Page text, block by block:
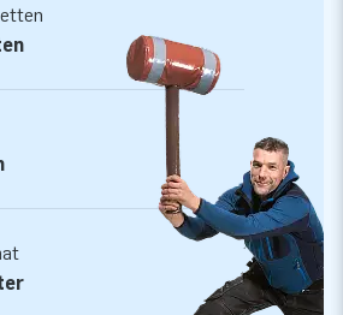
punten verstevigd en
zijn gemaakt van sterk, hoge kwaliteit
duurzaam en eenvoudig schoon te
springkasteel krijg je geleverd met 5
lever jij met dit product jarenlang
en bezorg jouw klanten de dag van
kozen ook voor JB